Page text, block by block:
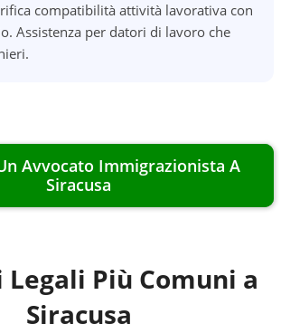
compatibilità attività lavorativa con
Assistenza per datori di lavoro che
Avvocato Immigrazionista A
Siracusa
Legali Più Comuni a
Siracusa